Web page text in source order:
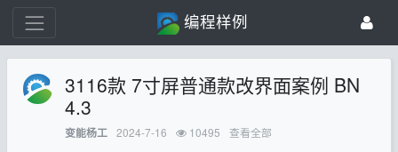
编程样例
3116款 7寸屏普通款改界面案例 BN
4.3
变能杨工 2024-7-16 10495 查看全部